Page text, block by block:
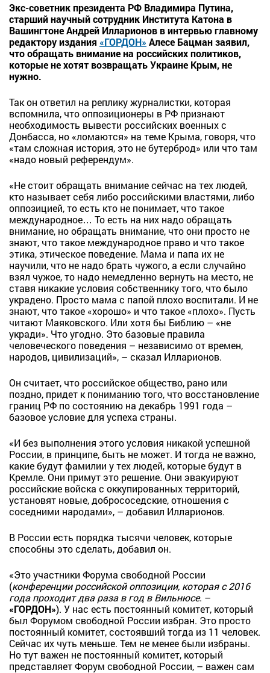
Экс-советник президента РФ Владимира Путина,
старший научный сотрудник Института Катона в
Вашингтоне Андрей Илларионов в интервью главному
редактору издания «ГОРДОН» Алесе Бацман заявил,
что обращать внимание на российских политиков,
которые не хотят возвращать Украине Крым, не
нужно.
Так он ответил на реплику журналистки, которая
вспомнила, что оппозиционеры в РФ признают
необходимость вывести российских военных с
Донбасса, но «ломаются» на теме Крыма, говоря, что
«там сложная история, это не бутерброд» или что там
«надо новый референдум».
«Не стоит обращать внимание сейчас на тех людей,
кто называет себя либо российскими властями, либо
оппозицией, то есть кто не понимает, что такое
международное… То есть на них надо обращать
внимание, но обращать внимание, что они просто не
знают, что такое международное право и что такое
этика, этическое поведение. Мама и папа их не
научили, что не надо брать чужого, а если случайно
взял чужое, то надо немедленно вернуть на место, не
ставя никакие условия собственнику того, что было
украдено. Просто мама с папой плохо воспитали. И не
знают, что такое «хорошо» и что такое «плохо». Пусть
читают Маяковского. Или хотя бы Библию – «не
укради». Что угодно. Это базовые правила
человеческого поведения – независимо от времен,
народов, цивилизаций», – сказал Илларионов.
Он считает, что российское общество, рано или
поздно, придет к пониманию того, что восстановление
границ РФ по состоянию на декабрь 1991 года –
базовое условие для успеха страны.
«И без выполнения этого условия никакой успешной
России, в принципе, быть не может. И тогда не важно,
какие будут фамилии у тех людей, которые будут в
Кремле. Они примут это решение. Они эвакуируют
российские войска с оккупированных территорий,
установят новые, добрососедские, отношения с
соседними народами», – добавил Илларионов.
В России есть порядка тысячи человек, которые
способны это сделать, добавил он.
«Это участники Форума свободной России
(конференции российской оппозиции, которая с 2016
года проходит два раза в год в Вильнюсе. –
«ГОРДОН»). У нас есть постоянный комитет, который
был Форумом свободной России избран. Это просто
постоянный комитет, состоявший тогда из 11 человек.
Сейчас их чуть меньше. Тем не менее были избраны.
Но тут важен не постоянный комитет, который
представляет Форум свободной России, – важен сам